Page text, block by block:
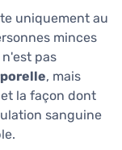
uniquement au
minces
pas
, mais
la façon dont
sanguine